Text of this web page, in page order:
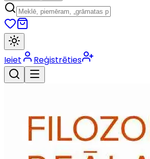
Ieiet Reģistrēties